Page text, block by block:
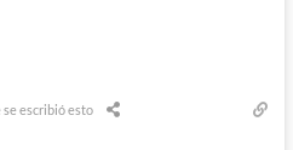
se escribió esto